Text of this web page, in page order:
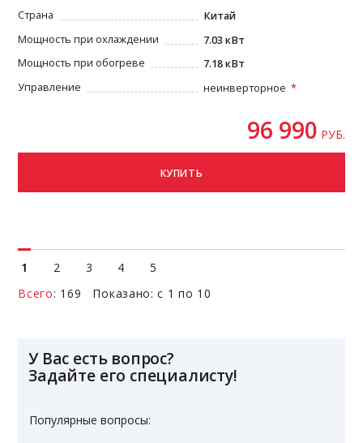
Страна
Китай
Мощность при охлаждении
7.03 кВт
Мощность при обогреве
7.18 кВт
Управление
неинверторное
96 990 РУБ.
КУПИТЬ
1 2 3 4
5
Всего: 169 Показано: с 1 по 10
У Вас есть вопрос?
Задайте его специалисту!
Популярные вопросы: